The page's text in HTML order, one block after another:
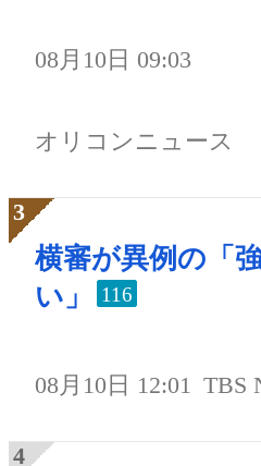
08月10日 09:03
オリコンニュース
横審が異例の「
い」
116
08月10日 12:01 TBS